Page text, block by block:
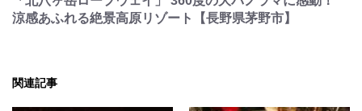
涼感あふれる絶景高原リゾート【長野県茅野市】
関連記事